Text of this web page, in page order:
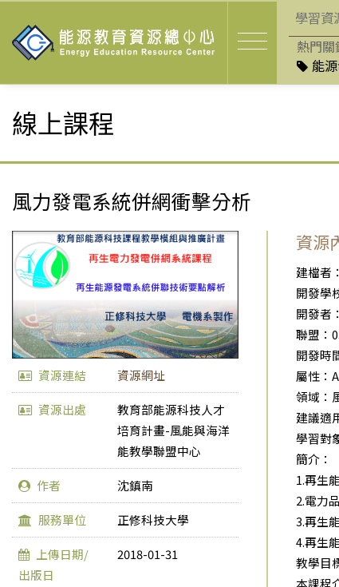
熱門
能
線上課程
風力發電系統併網衝擊分析
資源連結 資源網址
資源出處
教育部能源科技人才
培育計畫-風能與海洋
能教學聯盟中心
作者 沈鎮南
服務單位 正修科技大學
上傳日期/
出版日
2018-01-31
資源
建檔者
開發學
開發者
聯盟：
開發時
屬性：
領域：
建議適
學習對
簡介：
1.再生
2.電力
3.再生
4.再生
教學目
本課程